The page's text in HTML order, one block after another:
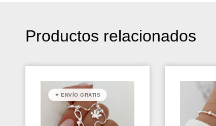
Productos relacionados
✦ ENVÍO GRATIS